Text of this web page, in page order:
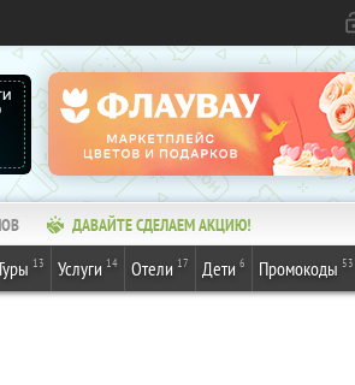
ДАВАЙТЕ СДЕЛАЕМ АКЦИЮ!
13 Услуги 14 Отели 17 Дети 6 Промокоды 53